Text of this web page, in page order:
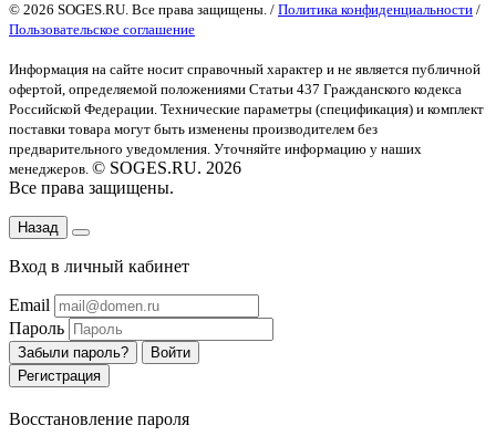
© 2026 SOGES.RU. Все права защищены. / Политика конфиденциальности /
Пользовательское соглашение
Информация на сайте носит справочный характер и не является публичной
офертой, определяемой положениями Статьи 437 Гражданского кодекса
Российской Федерации. Технические параметры (спецификация) и комплект
поставки товара могут быть изменены производителем без
предварительного уведомления. Уточняйте информацию у наших
менеджеров. © SOGES.RU. 2026
Все права защищены.
Назад
Вход в личный кабинет
Email
Пароль
Забыли пароль?
Войти
Регистрация
Восстановление пароля